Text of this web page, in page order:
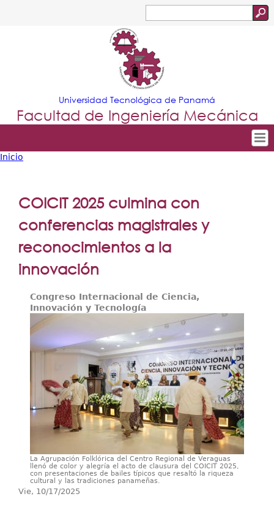
Jump to navigation
de
búsqueda
Universidad Tecnológica de Panamá
Facultad de Ingeniería Mecánica
Tropical
Principal
Departamentos
Oferta Académica
Escuela Aviación
Investigación+D+i
está
Inicio
COICIT 2025 culmina con
conferencias magistrales y
reconocimientos a la
innovación
Congreso Internacional de Ciencia,
Innovación y Tecnología
La Agrupación Folklórica del Centro Regional de Veraguas
llenó de color y alegría el acto de clausura del COICIT 2025,
con presentaciones de bailes típicos que resaltó la riqueza
cultural y las tradiciones panameñas.
Vie, 10/17/2025